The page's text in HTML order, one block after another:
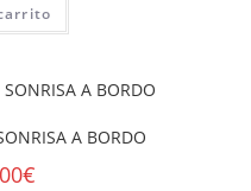
A BORDO
€